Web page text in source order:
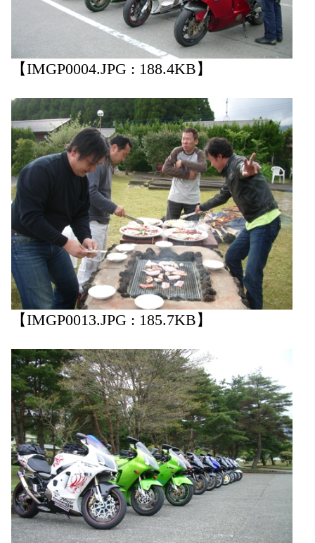
【IMGP0004.JPG : 188.4KB】
【IMGP0013.JPG : 185.7KB】